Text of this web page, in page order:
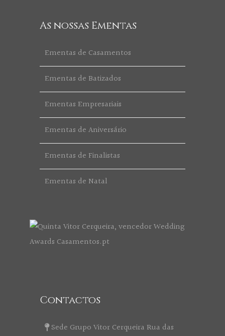
As nossas Ementas
Ementas de Casamentos
Ementas de Batizados
Ementas Empresariais
Ementas de Aniversário
Ementas de Finalistas
Ementas de Natal
Contactos
Sede Grupo Vitor Cerqueira Rua das